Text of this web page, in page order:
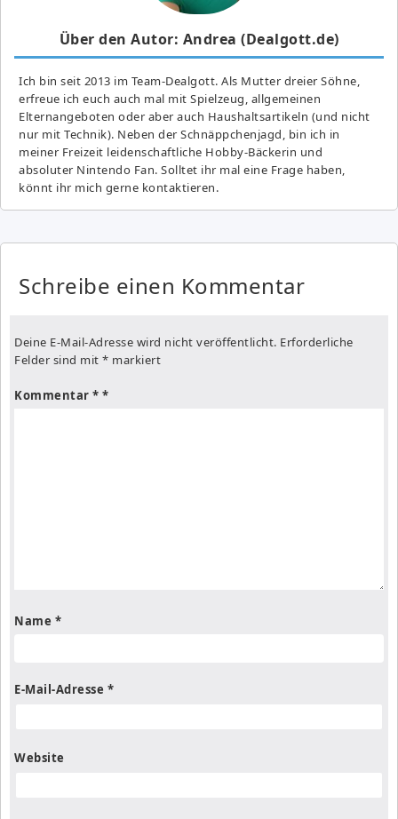
Über den Autor: Andrea (Dealgott.de)
Ich bin seit 2013 im Team-Dealgott. Als Mutter dreier Söhne,
erfreue ich euch auch mal mit Spielzeug, allgemeinen
Elternangeboten oder aber auch Haushaltsartikeln (und nicht
nur mit Technik). Neben der Schnäppchenjagd, bin ich in
meiner Freizeit leidenschaftliche Hobby-Bäckerin und
absoluter Nintendo Fan. Solltet ihr mal eine Frage haben,
könnt ihr mich gerne kontaktieren.
Schreibe einen Kommentar
Deine E-Mail-Adresse wird nicht veröffentlicht. Erforderliche
Felder sind mit * markiert
Kommentar *
Name *
E-Mail-Adresse *
Website